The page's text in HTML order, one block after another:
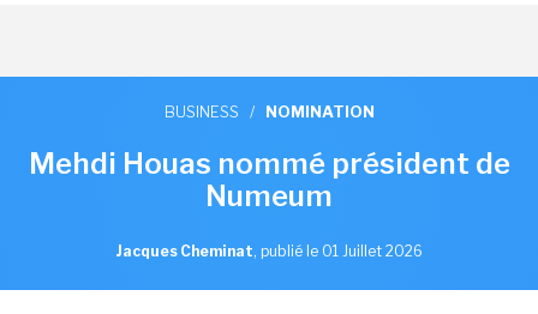
BUSINESS / NOMINATION
Mehdi Houas nommé président de
Numeum
Jacques Cheminat, publié le 01 Juillet 2026